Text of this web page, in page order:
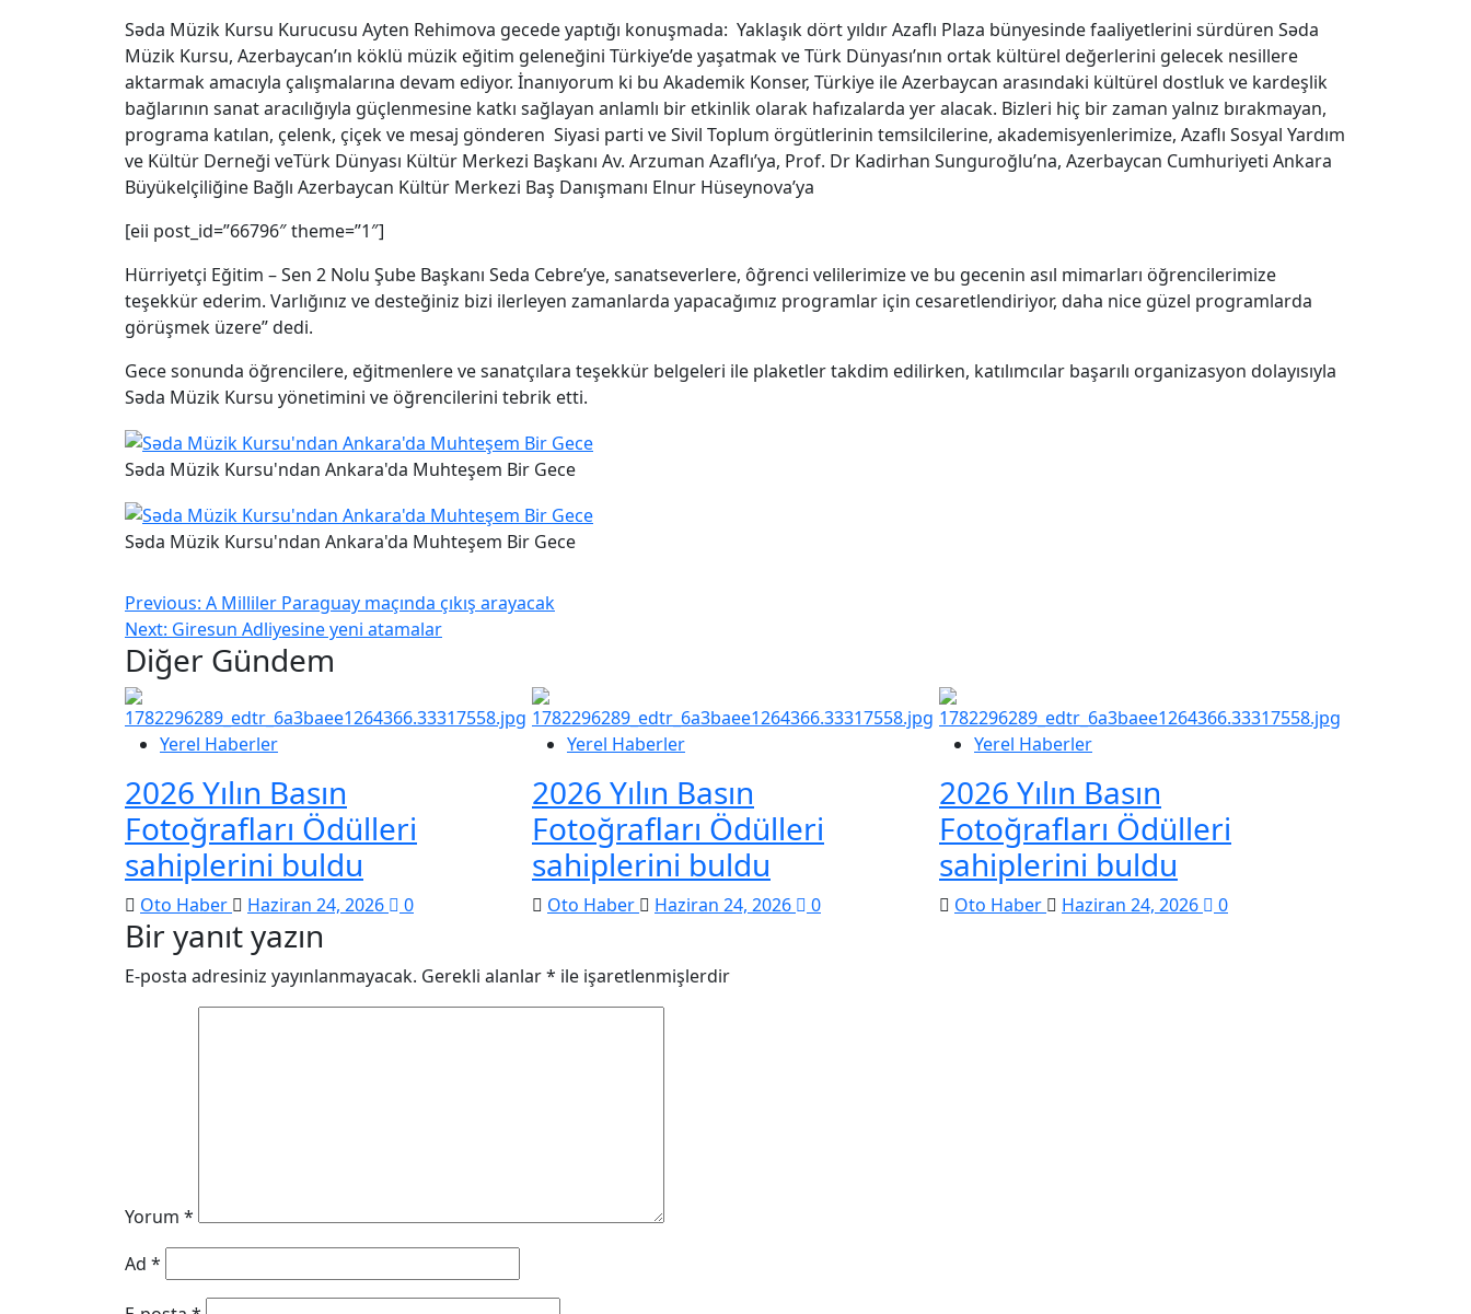
Səda Müzik Kursu Kurucusu Ayten Rehimova gecede yaptığı konuşmada: Yaklaşık dört yıldır Azaflı Plaza bünyesinde faaliyetlerini sürdüren Səda
Müzik Kursu, Azerbaycan’ın köklü müzik eğitim geleneğini Türkiye’de yaşatmak ve Türk Dünyası’nın ortak kültürel değerlerini gelecek nesillere
aktarmak amacıyla çalışmalarına devam ediyor. İnanıyorum ki bu Akademik Konser, Türkiye ile Azerbaycan arasındaki kültürel dostluk ve kardeşlik
bağlarının sanat aracılığıyla güçlenmesine katkı sağlayan anlamlı bir etkinlik olarak hafızalarda yer alacak. Bizleri hiç bir zaman yalnız bırakmayan,
programa katılan, çelenk, çiçek ve mesaj gönderen Siyasi parti ve Sivil Toplum örgütlerinin temsilcilerine, akademisyenlerimize, Azaflı Sosyal Yardım
ve Kültür Derneği veTürk Dünyası Kültür Merkezi Başkanı Av. Arzuman Azaflı’ya, Prof. Dr Kadirhan Sunguroğlu’na, Azerbaycan Cumhuriyeti Ankara
Büyükelçiliğine Bağlı Azerbaycan Kültür Merkezi Baş Danışmanı Elnur Hüseynova’ya
[eii post_id=”66796″ theme=”1″]
Hürriyetçi Eğitim – Sen 2 Nolu Şube Başkanı Seda Cebre’ye, sanatseverlere, ôğrenci velilerimize ve bu gecenin asıl mimarları öğrencilerimize
teşekkür ederim. Varlığınız ve desteğiniz bizi ilerleyen zamanlarda yapacağımız programlar için cesaretlendiriyor, daha nice güzel programlarda
görüşmek üzere” dedi.
Gece sonunda öğrencilere, eğitmenlere ve sanatçılara teşekkür belgeleri ile plaketler takdim edilirken, katılımcılar başarılı organizasyon dolayısıyla
Səda Müzik Kursu yönetimini ve öğrencilerini tebrik etti.
Səda Müzik Kursu'ndan Ankara'da Muhteşem Bir Gece
Səda Müzik Kursu'ndan Ankara'da Muhteşem Bir Gece
Previous: A Milliler Paraguay maçında çıkış arayacak
Next: Giresun Adliyesine yeni atamalar
Diğer Gündem
Yerel Haberler
2026 Yılın Basın
Fotoğrafları Ödülleri
sahiplerini buldu
Oto Haber Haziran 24, 2026 0
Yerel Haberler
2026 Yılın Basın
Fotoğrafları Ödülleri
sahiplerini buldu
Oto Haber Haziran 24, 2026 0
Yerel Haberler
2026 Yılın Basın
Fotoğrafları Ödülleri
sahiplerini buldu
Oto Haber Haziran 24, 2026 0
Bir yanıt yazın
E-posta adresiniz yayınlanmayacak. Gerekli alanlar* ile işaretlenmişlerdir
Yorum *
Ad *